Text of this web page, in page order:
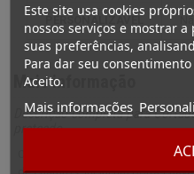
Este site usa cookies
nossos serviços e mostrar
suas preferências,
Para dar seu
Aceito.
Mais informações
PERSONALIZÁVEL
Mais informação
Descrição completa para
prateado
O Puncher Silver é um acessório